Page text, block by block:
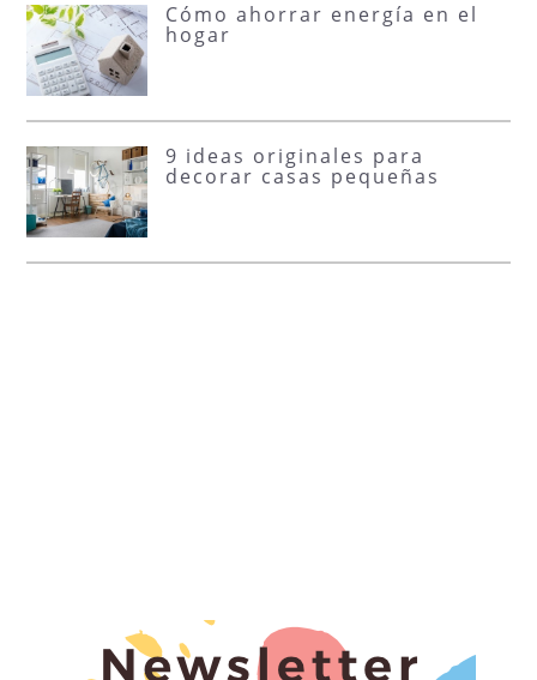
Cómo ahorrar energía en el
hogar
9 ideas originales para
decorar casas pequeñas